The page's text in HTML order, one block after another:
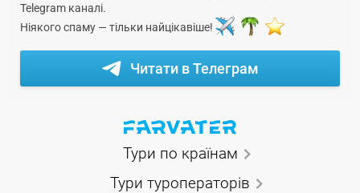
Telegram каналі.
Ніякого спаму — тільки найцікавіше!
Читати в Телеграм
Тури по країнам
Тури туроператорів